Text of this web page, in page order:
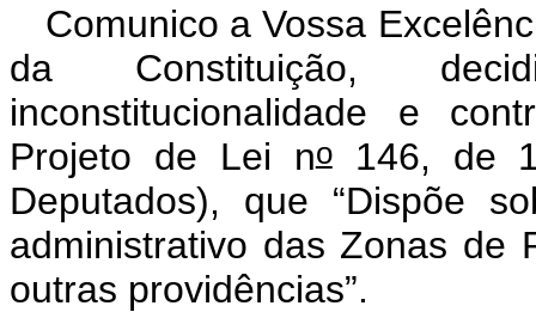
Comunico a Vossa
da Constituição,
inconstitucionalidade e
Projeto de Lei no146, de
Deputados), que “Dispõe
administrativo das Zonas de
outras providências”.